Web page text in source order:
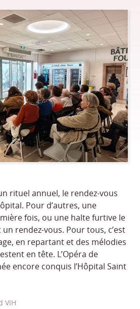
rituel annuel, le rendez-vous
Pour d’autres, une
fois, ou une halte furtive le
rendez-vous. Pour tous, c’est
en repartant et des mélodies
en tête. L’Opéra de
encore conquis l’Hôpital Saint
VIH